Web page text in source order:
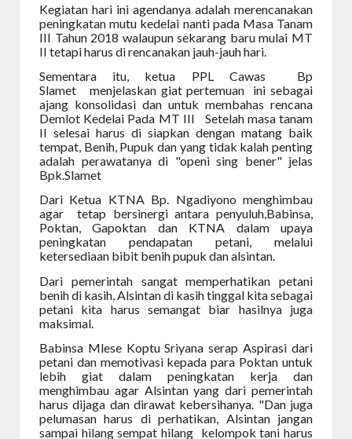
Kegiatan hari ini agendanya adalah merencanakan
peningkatan mutu kedelai nanti pada Masa Tanam
III Tahun 2018 walaupun sekarang baru mulai MT
II tetapi harus di rencanakan jauh-jauh hari.
Sementara itu, ketua PPL Cawas Bp
Slamet menjelaskan giat pertemuan ini sebagai
ajang konsolidasi dan untuk membahas rencana
Demlot Kedelai Pada MT III Setelah masa tanam
II selesai harus di siapkan dengan matang baik
tempat, Benih, Pupuk dan yang tidak kalah penting
adalah perawatanya di "openi sing bener" jelas
Bpk.Slamet
Dari Ketua KTNA Bp. Ngadiyono menghimbau
agar tetap bersinergi antara penyuluh,Babinsa,
Poktan, Gapoktan dan KTNA dalam upaya
peningkatan pendapatan petani, melalui
ketersediaan bibit benih pupuk dan alsintan.
Dari pemerintah sangat memperhatikan petani
benih di kasih, Alsintan di kasih tinggal kita sebagai
petani kita harus semangat biar hasilnya juga
maksimal.
Babinsa Mlese Koptu Sriyana serap Aspirasi dari
petani dan memotivasi kepada para Poktan untuk
lebih giat dalam peningkatan kerja dan
menghimbau agar Alsintan yang dari pemerintah
harus dijaga dan dirawat kebersihanya. "Dan juga
pelumasan harus di perhatikan, Alsintan jangan
sampai hilang sempat hilang kelompok tani harus